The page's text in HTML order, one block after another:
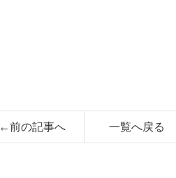
←前の記事へ 一覧へ戻る